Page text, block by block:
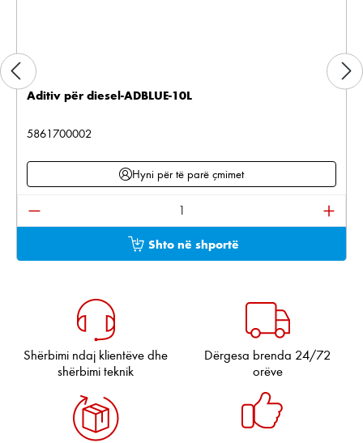
Aditiv për diesel-ADBLUE-10L
5861700002
Hyni për të parë çmimet
Sasia e produktit: Shkruani sasinë e dëshiruar
Shto në shportë
Shërbimi ndaj klientëve dhe
shërbimi teknik
Dërgesa brenda 24/72
orëve